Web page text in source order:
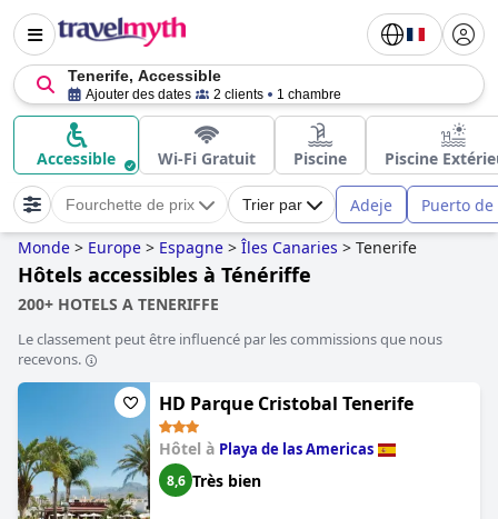
Tenerife, Accessible
Ajouter des dates 2 clients 1 chambre
Accessible Wi-Fi Gratuit Piscine Piscine
Fourchette de prix Trier par Adeje Puerto
Monde > Europe > Espagne > Îles Canaries > Tenerife
Hôtels accessibles à Ténériffe
200+ HOTELS A TENERIFFE
Le classement peut être influencé par les commissions que nous
recevons.
HD Parque Cristobal Tenerife
Hôtel à Playa de las Americas
8,6 Très bien